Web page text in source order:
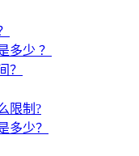
多少 ？
？
限制?
多少？